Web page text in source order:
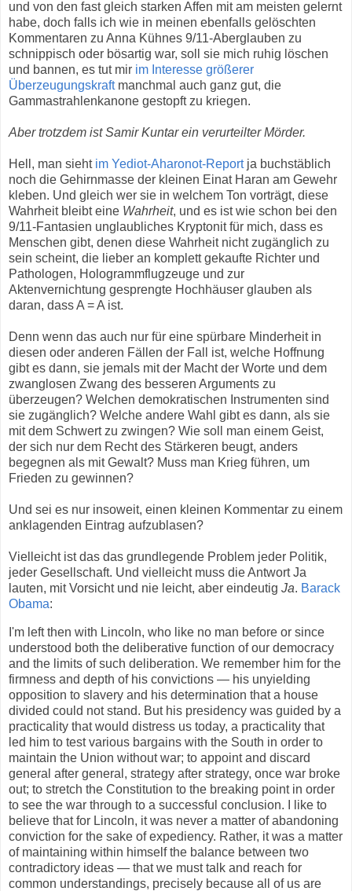
und von den fast gleich starken Affen mit am meisten gelernt
habe, doch falls ich wie in meinen ebenfalls gelöschten
Kommentaren zu Anna Kühnes 9/11-Aberglauben zu
schnippisch oder bösartig war, soll sie mich ruhig löschen
und bannen, es tut mir im Interesse größerer
Überzeugungskraftmanchmal auch ganz gut, die
Gammastrahlenkanone gestopft zu kriegen.
Aber trotzdem ist Samir Kuntar ein verurteilter Mörder.
Hell, man sieht im Yediot-Aharonot-Reportja buchstäblich
noch die Gehirnmasse der kleinen Einat Haran am Gewehr
kleben. Und gleich wer sie in welchem Ton vorträgt, diese
Wahrheit bleibt eine Wahrheit, und es ist wie schon bei den
9/11-Fantasien unglaubliches Kryptonit für mich, dass es
Menschen gibt, denen diese Wahrheit nicht zugänglich zu
sein scheint, die lieber an komplett gekaufte Richter und
Pathologen, Hologrammflugzeuge und zur
Aktenvernichtung gesprengte Hochhäuser glauben als
daran, dass A = A ist.
Denn wenn das auch nur für eine spürbare Minderheit in
diesen oder anderen Fällen der Fall ist, welche Hoffnung
gibt es dann, sie jemals mit der Macht der Worte und dem
zwanglosen Zwang des besseren Arguments zu
überzeugen? Welchen demokratischen Instrumenten sind
sie zugänglich? Welche andere Wahl gibt es dann, als sie
mit dem Schwert zu zwingen? Wie soll man einem Geist,
der sich nur dem Recht des Stärkeren beugt, anders
begegnen als mit Gewalt? Muss man Krieg führen, um
Frieden zu gewinnen?
Und sei es nur insoweit, einen kleinen Kommentar zu einem
anklagenden Eintrag aufzublasen?
Vielleicht ist das das grundlegende Problem jeder Politik,
jeder Gesellschaft. Und vielleicht muss die Antwort Ja
lauten, mit Vorsicht und nie leicht, aber eindeutig Ja. Barack
Obama:
I'm left then with Lincoln, who like no man before or since
understood both the deliberative function of our democracy
and the limits of such deliberation. We remember him for the
firmness and depth of his convictions — his unyielding
opposition to slavery and his determination that a house
divided could not stand. But his presidency was guided by a
practicality that would distress us today, a practicality that
led him to test various bargains with the South in order to
maintain the Union without war; to appoint and discard
general after general, strategy after strategy, once war broke
out; to stretch the Constitution to the breaking point in order
to see the war through to a successful conclusion. I like to
believe that for Lincoln, it was never a matter of abandoning
conviction for the sake of expediency. Rather, it was a matter
of maintaining within himself the balance between two
contradictory ideas — that we must talk and reach for
common understandings, precisely because all of us are